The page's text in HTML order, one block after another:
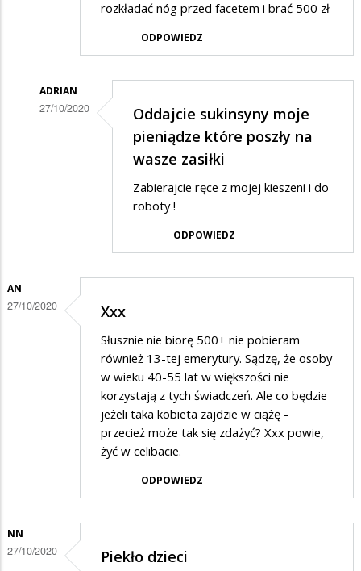
rozkładać nóg przed facetem i brać 500 zł
ODPOWIEDZ
ADRIAN
27/10/2020
Oddajcie sukinsyny moje
pieniądze które poszły na
wasze zasiłki
Zabierajcie ręce z mojej kieszeni i do
roboty !
ODPOWIEDZ
AN
27/10/2020 Xxx
Słusznie nie biorę 500+ nie pobieram
również 13-tej emerytury. Sądzę, że osoby
w wieku 40-55 lat w większości nie
korzystają z tych świadczeń. Ale co będzie
jeżeli taka kobieta zajdzie w ciążę -
przecież może tak się zdażyć? Xxx powie,
żyć w celibacie.
ODPOWIEDZ
NN
27/10/2020 Piekło dzieci